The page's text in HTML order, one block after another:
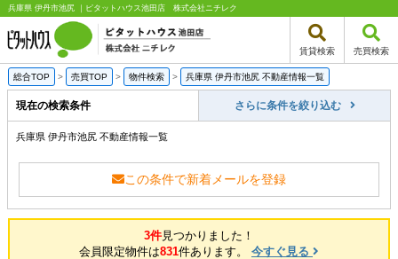
兵庫県 伊丹市池尻 ｜ピタットハウス池田店 株式会社ニチレク
賃貸検索 売買検索
総合TOP > 売買TOP > 物件検索 > 兵庫県 伊丹市池尻 不動産情報一覧
現在の検索条件 さらに条件を絞り込む
兵庫県 伊丹市池尻 不動産情報一覧
この条件で新着メールを登録
3件見つかりました！
会員限定物件は831件あります。 今すぐ見る